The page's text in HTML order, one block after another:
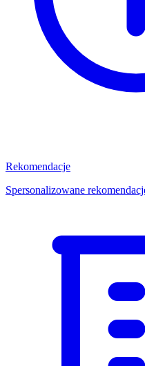
Rekomendacje
Spersonalizowane